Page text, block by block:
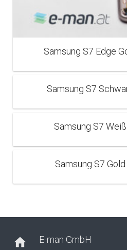
Samsung S7 Edge
Samsung S7
Samsung S7
Samsung S7
home E-man GmbH